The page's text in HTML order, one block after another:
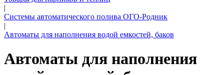
|
Системы автоматического полива ОГО-Родник
|
Автоматы для наполнения водой емкостей, баков
Автоматы для наполнения